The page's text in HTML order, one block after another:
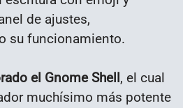
de ajustes,
su funcionamiento.
el Gnome Shell, el cual
muchísimo más potente